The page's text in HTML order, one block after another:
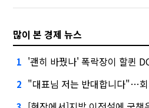
많이 본 경제 뉴스
1 '괜히 바꿨나' 폭락장이 할퀸 DC
2 "대표님 저는 반대합니다"…회의